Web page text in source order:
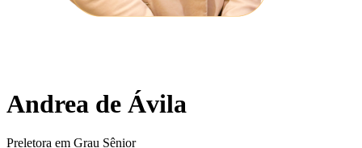
Andrea de Ávila
Preletora em Grau Sênior